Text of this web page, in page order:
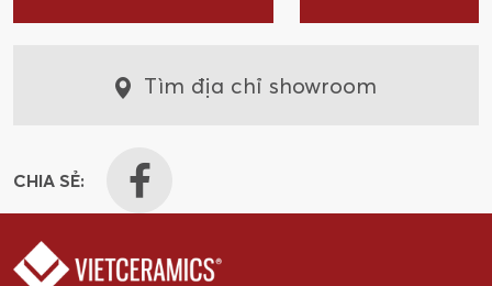
Tìm địa chỉ showroom
CHIA SẺ: